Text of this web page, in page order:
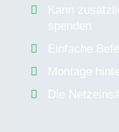
Kann
spenden
Einfache
Montage
Die